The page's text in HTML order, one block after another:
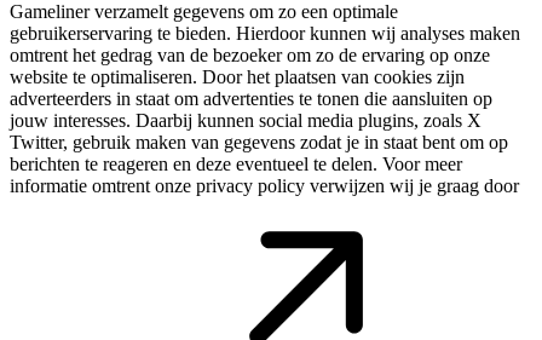
Gameliner verzamelt gegevens om zo een optimale
gebruikerservaring te bieden. Hierdoor kunnen wij analyses maken
omtrent het gedrag van de bezoeker om zo de ervaring op onze
website te optimaliseren. Door het plaatsen van cookies zijn
adverteerders in staat om advertenties te tonen die aansluiten op
jouw interesses. Daarbij kunnen social media plugins, zoals X
Twitter, gebruik maken van gegevens zodat je in staat bent om op
berichten te reageren en deze eventueel te delen. Voor meer
informatie omtrent onze privacy policy verwijzen wij je graag door